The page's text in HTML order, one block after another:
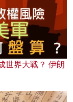
世界大戰？ 伊朗